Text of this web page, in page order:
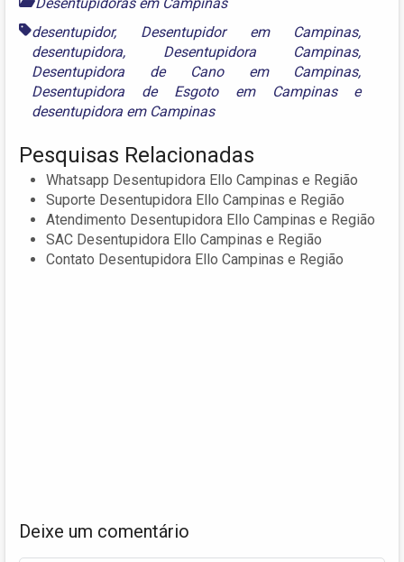
desentupidor, Desentupidor em Campinas,
desentupidora, Desentupidora Campinas,
Desentupidora de Cano em Campinas,
Desentupidora de Esgoto em Campinase
desentupidora em Campinas
Pesquisas Relacionadas
Whatsapp Desentupidora Ello Campinas e Região
Suporte Desentupidora Ello Campinas e Região
Atendimento Desentupidora Ello Campinas e Região
SAC Desentupidora Ello Campinas e Região
Contato Desentupidora Ello Campinas e Região
Deixe um comentário